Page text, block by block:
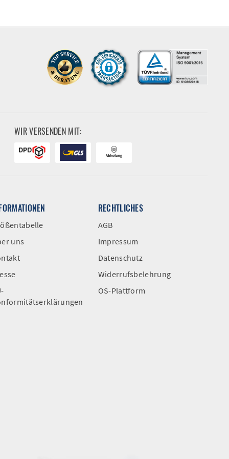
WIR VERSENDEN MIT:
uns
RECHTLICHES
AGB
Impressum
Datenschutz
Widerrufsbelehrung
OS-Plattform